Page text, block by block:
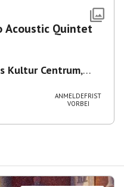
Acoustic Quintet
Kultur Centrum,
ANMELDEFRIST
VORBEI